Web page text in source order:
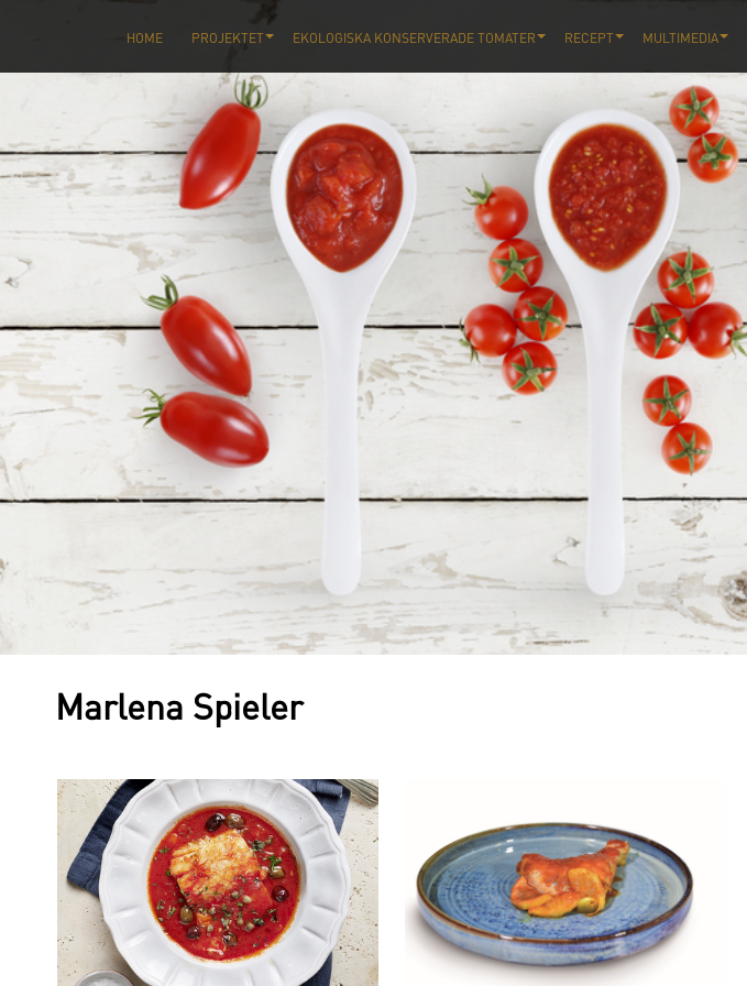
HOME PROJEKTET EKOLOGISKA KONSERVERADE TOMATER RECEPT MULTIMEDIA
Marlena Spieler